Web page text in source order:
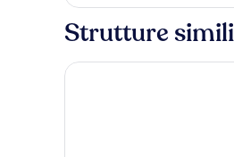
Strutture simili
Grandvrio Hotel Nara